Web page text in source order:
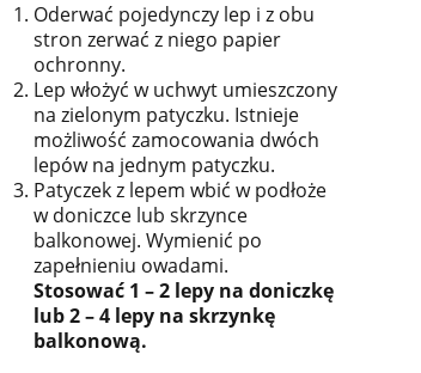
Oderwać pojedynczy lep i z obu
stron zerwać z niego papier
ochronny.
Lep włożyć w uchwyt umieszczony
na zielonym patyczku. Istnieje
możliwość zamocowania dwóch
lepów na jednym patyczku.
Patyczek z lepem wbić w podłoże
w doniczce lub skrzynce
balkonowej. Wymienić po
zapełnieniu owadami.
Stosować 1 – 2 lepy na doniczkę
lub 2 – 4 lepy na skrzynkę
balkonową.